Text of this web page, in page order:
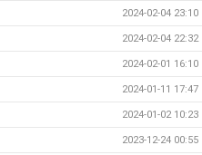
2024-02-04 23:10
2024-02-04 22:32
2024-02-01 16:10
2024-01-11 17:47
2024-01-02 10:23
2023-12-24 00:55